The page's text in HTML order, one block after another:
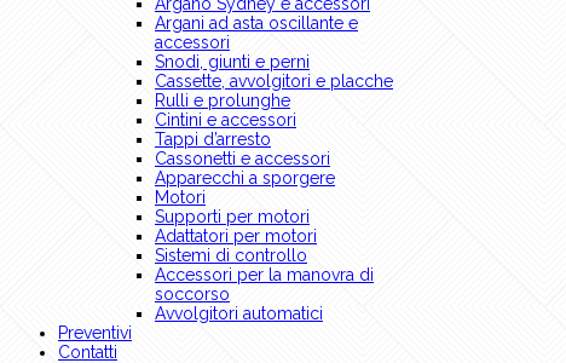
Argani ad asta oscillante e
accessori
Snodi, giunti e perni
Cassette, avvolgitori e placche
Rulli e prolunghe
Cintini e accessori
Tappi d’arresto
Cassonetti e accessori
Apparecchi a sporgere
Motori
Supporti per motori
Adattatori per motori
Sistemi di controllo
Accessori per la manovra di
soccorso
Avvolgitori automatici
Preventivi
Contatti